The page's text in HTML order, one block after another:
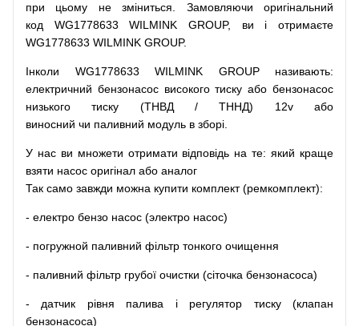
при
цьому не зміниться Замовляючи
оригінальний
код WG1778633 WILMINK GROUP, ви і отримаєте
WG1778633 WILMINK GROUP.
Інколи WG1778633 WILMINK GROUP називають:
електричний бензонасос високого тиску або бензонасос
низького
тиску (ТНВД / ТННД) 12v
або
виносний чи паливний модуль в зборі
У нас ви множети отримати відповідь на те: який краще
взяти насос оригінал або аналог
Так само завжди можна купити комплект (ремкомплект):
- електро бензо насос (электро насос)
- погружной паливний фільтр тонкого очищення
- паливний фільтр грубої очистки (сіточка бензонасоса)
- датчик рівня палива і регулятор тиску (клапан
бензонасоса)